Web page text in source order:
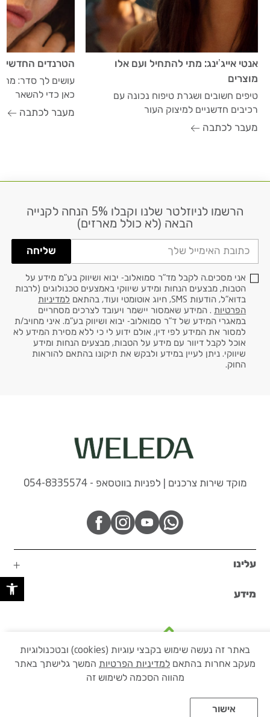
אנטי אייג’ינג: מתי להתחיל ועם אלו
מוצרים
טיפים חשובים ושגרת טיפוח נכונה עם
רכיבים חדשניים למיצוק העור
מעבר לכתבה
הטרנדים
עושים לך סדר: מה
כאן כדי להשאר
מעבר לכתבה
הרשמו לניוזלטר שלנו וקבלו 5% הנחה לקנייה
הבאה (לא כולל מארזים)
דוא׳׳ל
שליחה
אני מסכים.ה לקבל מד"ר סמואלוב- יבוא ושיווק בע"מ מידע על
הטבות, מבצעים הנחות ומידע שיווקי באמצעים טכנולוגים (לרבות
בדוא"ל, הודעות SMS, חיוג אוטומטי ועוד, בהתאם
למדיניות
הפרטיות . המידע שאמסור יישמר ויעובד לצרכים מסחריים
במאגרי המידע של ד"ר סמואלוב- יבוא ושיווק בע"מ. איני מחויב/ת
למסור את המידע לפי דין, אולם ידוע לי כי ללא מסירת המידע לא
אוכל לקבל דיוור עם מידע על הטבות, מבצעים הנחות ומידע
שיווקי. ניתן לעיין במידע ולבקש את תיקונו בהתאם להוראות
החוק.
מוקד שירות צרכנים | לפניות בווטסאפ - 054-8335574
עלינו
מידע
בקרו באתר הקבוצה שלנו
באתר זה נעשה שימוש בקבצי עוגיות (cookies) ובטכנולוגיות
מעקב אחרות בהתאם למדיניות הפרטיות המשך גלישתך באתר
מהווה הסכמה לשימוש זה
אישור